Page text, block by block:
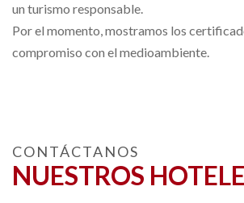
un turismo responsable.
Por el momento, mostramos los
compromiso con el medioambiente.
CONTÁCTANOS
NUESTROS